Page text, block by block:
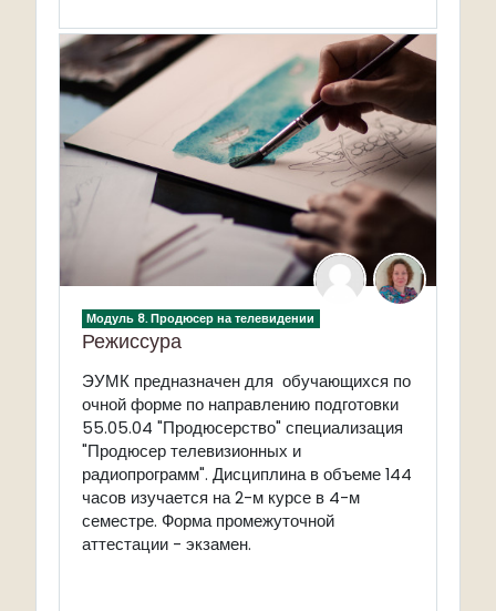
Модуль 8. Продюсер на телевидении
Режиссура
ЭУМК предназначен для обучающихся по
очной форме по направлению подготовки
55.05.04 "Продюсерство" специализация
"Продюсер телевизионных и
радиопрограмм". Дисциплина в объеме 144
часов изучается на 2-м курсе в 4-м
семестре. Форма промежуточной
аттестации - экзамен.